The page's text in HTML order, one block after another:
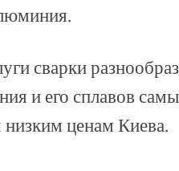
сварки
и его сплавов
ценам Киева.